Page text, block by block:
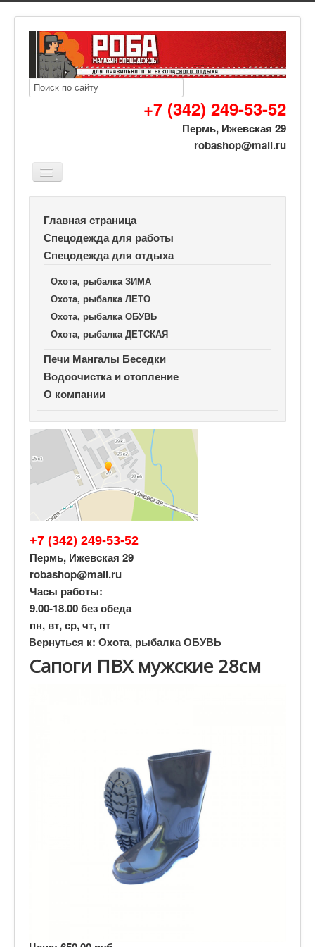
+7 (342) 249-53-52
Пермь, Ижевская 29
robashop@mail.ru
Охота, рыбалка ОБУВЬ
Сапоги ПВХ мужские 28см
Главная страница
Спецодежда для работы
Спецодежда для отдыха
Охота, рыбалка ЗИМА
Охота, рыбалка ЛЕТО
Охота, рыбалка ОБУВЬ
Охота, рыбалка ДЕТСКАЯ
Печи Мангалы Беседки
Водоочистка и отопление
О компании
+7 (342) 249-53-52
Пермь, Ижевская 29
robashop@mail.ru
Часы работы:
9.00-18.00 без обеда
пн, вт, ср, чт, пт
Вернуться к: Охота, рыбалка ОБУВЬ
Сапоги ПВХ мужские 28см